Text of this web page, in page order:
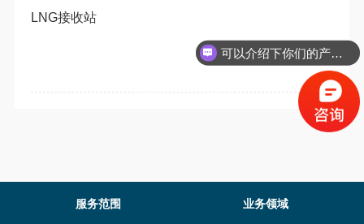
LNG接收站
服务范围 业务领域
可以介绍下你们的产品么？